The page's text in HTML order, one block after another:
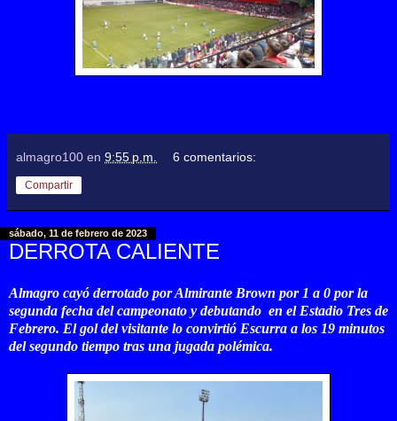
almagro100 en 9:55 p.m. 6 comentarios:
Compartir
sábado, 11 de febrero de 2023
DERROTA CALIENTE
Almagro cayó derrotado por Almirante Brown por 1 a 0 por la
segunda fecha del campeonato y debutando en el Estadio Tres de
Febrero. El gol del visitante lo convirtió Escurra a los 19 minutos
del segundo tiempo tras una jugada polémica.